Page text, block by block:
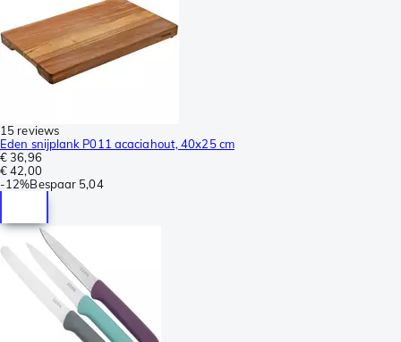
15 reviews
Eden snijplank P011 acaciahout, 40x25 cm
€ 36,96
€ 42,00
-12%Bespaar 5,04